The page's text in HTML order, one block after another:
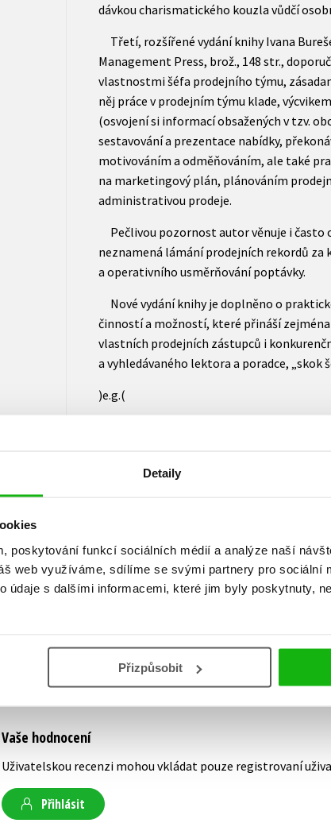
Detaily
poskytování funkcí sociálních médií a analýze naší
web využíváme, sdílíme se svými partnery pro sociální
údaje s dalšími informacemi, které jim byly poskytnuty,
Přizpůsobit
dávkou charismatického kouzla vůdčí
Třetí, rozšířené vydání knihy Ivana
Management Press, brož., 148 str.,
vlastnostmi šéfa prodejního týmu,
něj práce v prodejním týmu klade,
(osvojení si informací obsažených v tzv.
sestavování a prezentace nabídky,
motivováním a odměňováním, ale také
na marketingový plán, plánováním
administrativou prodeje.
Pečlivou pozornost autor věnuje i
neznamená lámání prodejních rekordů za
a operativního usměrňování poptávky.
Nové vydání knihy je doplněno o
činností a možností, které přináší
vlastních prodejních zástupců i
a vyhledávaného lektora a poradce,
)e.g.(
IVAN BUREŠ je známým a
dvacet let na náročných trzích Spojených
západoevropských zemí. Pravidelně
navštívilo za posledních deset let přes
místního, regionálního a celostátního
publikací o prodeji a marketingu a patří
Bohaté zkušenosti, které do svých knih
velkou inspirací, ale i vydatným zdrojem
Vaše hodnocení
Uživatelskou recenzi mohou vkládat pouze registrovaní
Přihlásit